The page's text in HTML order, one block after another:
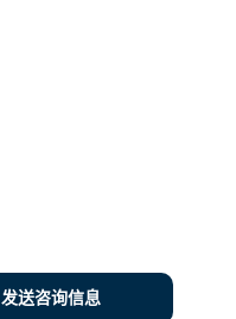
发送咨询信息